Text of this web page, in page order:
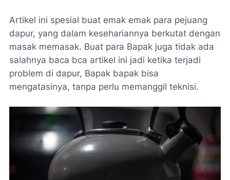
Artikel ini spesial buat emak emak para pejuang
dapur, yang dalam kesehariannya berkutat dengan
masak memasak. Buat para Bapak juga tidak ada
salahnya baca bca artikel ini jadi ketika terjadi
problem di dapur, Bapak bapak bisa
mengatasinya, tanpa perlu memanggil teknisi.